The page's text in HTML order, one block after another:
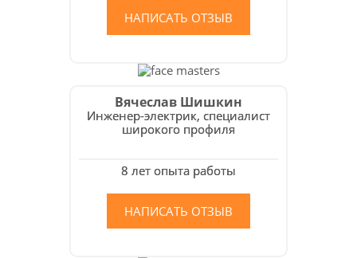
НАПИСАТЬ ОТЗЫВ
Вячеслав Шишкин
Инженер-электрик, специалист
широкого профиля
8 лет опыта работы
НАПИСАТЬ ОТЗЫВ